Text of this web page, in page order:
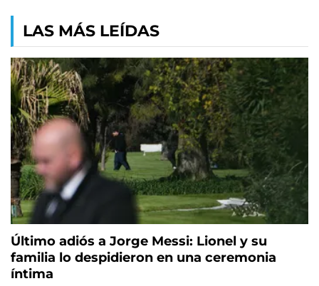
LAS MÁS LEÍDAS
Último adiós a Jorge Messi: Lionel y su
familia lo despidieron en una ceremonia
íntima